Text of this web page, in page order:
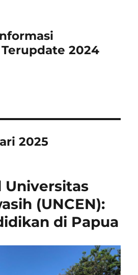
2024
2025
Universitas
(UNCEN):
di Papua